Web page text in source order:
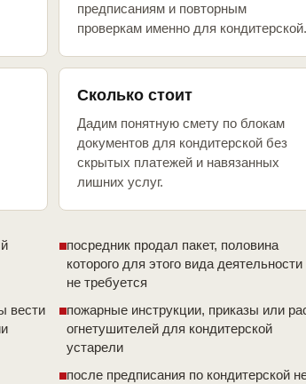
предписаниям и повторным
проверкам именно для кондитерской.
Сколько стоит
Дадим понятную смету по блокам
документов для кондитерской без
скрытых платежей и навязанных
лишних услуг.
посредник продал пакет, половина
которого для этого вида деятельности
не требуется
вести
пожарные инструкции, приказы или
огнетушителей для кондитерской
устарели
после предписания по кондитерской